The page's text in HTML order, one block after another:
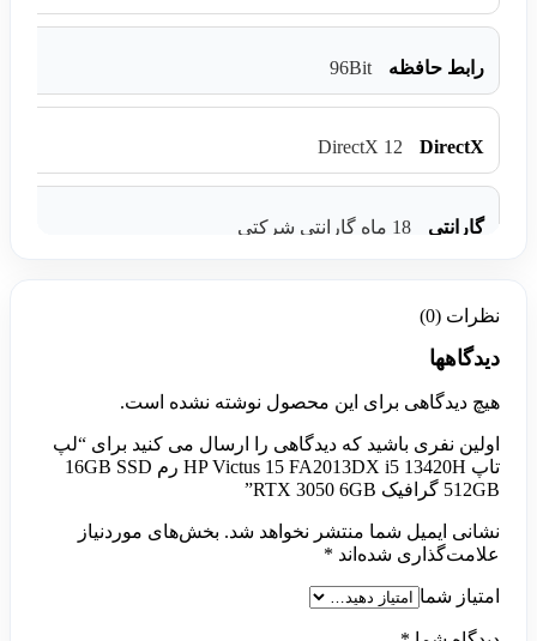
رابط حافظه 96Bit
DirectX
DirectX 12
گارانتی 18 ماه گارانتی شرکتی
نظرات (0)
دیدگاهها
هیچ دیدگاهی برای این محصول نوشته نشده است.
اولین نفری باشید که دیدگاهی را ارسال می کنید برای “لپ
تاپ HP Victus 15 FA2013DX i5 13420H رم 16GB SSD
512GB گرافیک RTX 3050 6GB”
نشانی ایمیل شما منتشر نخواهد شد. بخش‌های موردنیاز
علامت‌گذاری شده‌اند *
امتیاز شما